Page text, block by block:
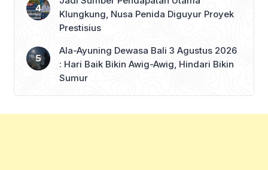
Klungkung, Nusa Penida Diguyur Proyek
Prestisius
Ala-Ayuning Dewasa Bali 3 Agustus 2026
: Hari Baik Bikin Awig-Awig, Hindari Bikin
Sumur